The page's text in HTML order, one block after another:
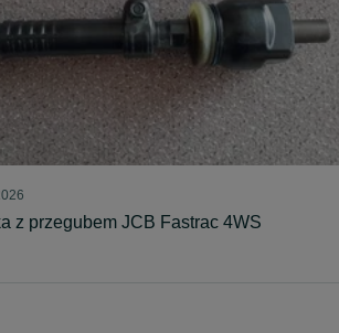
z przegubem JCB Fastrac 4WS